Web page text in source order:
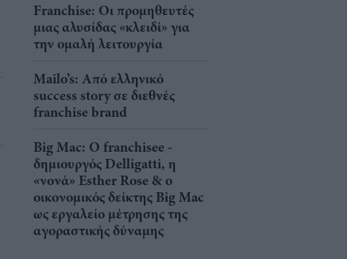
Franchise: Οι προμηθευτές
μιας αλυσίδας «κλειδί» για
την ομαλή λειτουργία
Mailo’s: Από ελληνικό
success story σε διεθνές
franchise brand
Big Mac: Ο franchisee -
δημιουργός Delligatti, η
«νονά» Esther Rose & ο
οικονομικός δείκτης Big Mac
ως εργαλείο μέτρησης της
αγοραστικής δύναμης